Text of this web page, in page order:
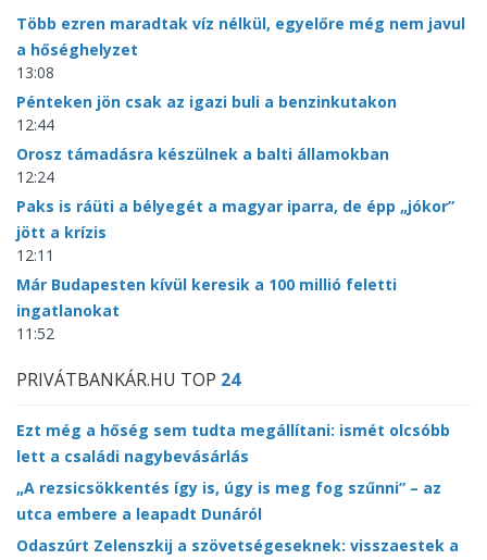
Több ezren maradtak víz nélkül, egyelőre még nem javul
a hőséghelyzet
13:08
Pénteken jön csak az igazi buli a benzinkutakon
12:44
Orosz támadásra készülnek a balti államokban
12:24
Paks is ráüti a bélyegét a magyar iparra, de épp „jókor”
jött a krízis
12:11
Már Budapesten kívül keresik a 100 millió feletti
ingatlanokat
11:52
PRIVÁTBANKÁR.HU TOP 24
Ezt még a hőség sem tudta megállítani: ismét olcsóbb
lett a családi nagybevásárlás
„A rezsicsökkentés így is, úgy is meg fog szűnni” – az
utca embere a leapadt Dunáról
Odaszúrt Zelenszkij a szövetségeseknek: visszaestek a